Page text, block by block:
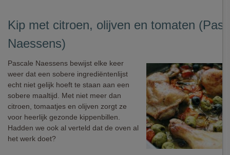
Kip met citroen, olijven en tomaten
Naessens)
Pascale Naessens bewijst elke keer
weer dat een sobere ingrediëntenlijst
echt niet gelijk hoeft te staan aan een
sobere maaltijd. Met niet meer dan
citroen, tomaatjes en olijven zorgt ze
voor heerlijk gezonde kippenbillen.
Hadden we ook al verteld dat de oven al
het werk doet?